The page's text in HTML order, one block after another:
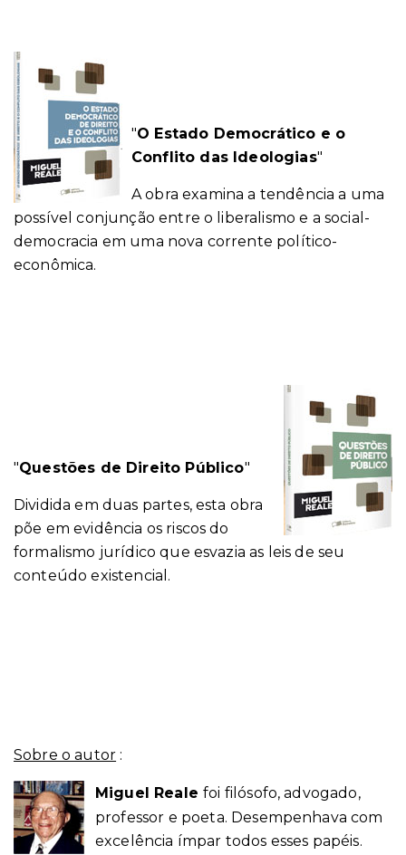
"O Estado Democrático e o
Conflito das Ideologias"
A obra examina a tendência a uma
possível conjunção entre o liberalismo e a social-
democracia em uma nova corrente político-
econômica.
"Questões de Direito Público"
Dividida em duas partes, esta obra
põe em evidência os riscos do
formalismo jurídico que esvazia as leis de seu
conteúdo existencial.
Sobre o autor :
Miguel Realefoi filósofo, advogado,
professor e poeta. Desempenhava com
excelência ímpar todos esses papéis.